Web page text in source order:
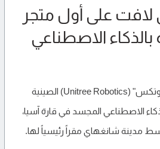
لافت على أول متجر
الاصطناعي
افتتحت شركة "يونيترى روبوتكس" (Unitree Robotics) الصينية
الاصطناعي المجسد في قارة آسيا،
مدينة شانغهاي مقراً رئيسياً لها.